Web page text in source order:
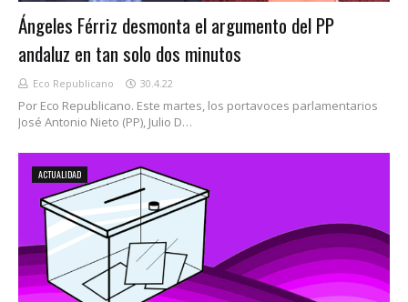
Ángeles Férriz desmonta el argumento del PP
andaluz en tan solo dos minutos
Eco Republicano 30.4.22
Por Eco Republicano. Este martes, los portavoces parlamentarios
José Antonio Nieto (PP), Julio D…
ACTUALIDAD